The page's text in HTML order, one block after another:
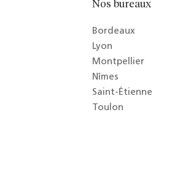
Nos bureaux
Bordeaux
Lyon
Montpellier
Nîmes
Saint-Étienne
Toulon